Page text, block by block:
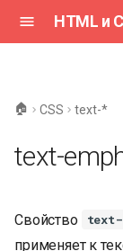
HTML и
ц
а
🏠 CSS text-*
text-
Свойство text-
применяет к